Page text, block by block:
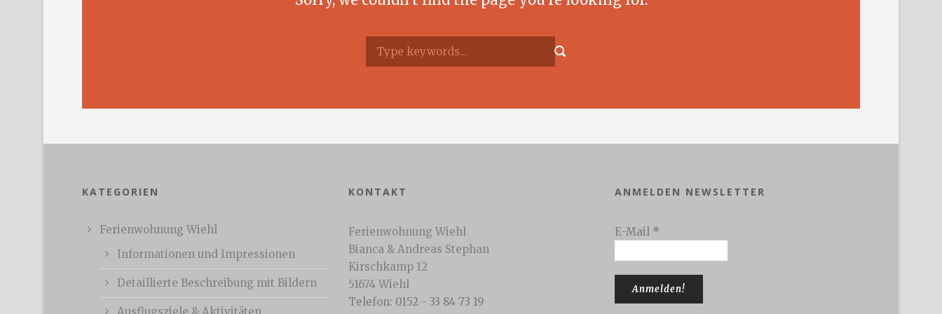
KATEGORIEN
Ferienwohnung Wiehl
Informationen und Impressionen
Detaillierte Beschreibung mit Bildern
KONTAKT
Ferienwohnung Wiehl
Bianca & Andreas Stephan
Kirschkamp 12
51674 Wiehl
Telefon: 0152 - 33 84 73 19
ANMELDEN NEWSLETTER
E-Mail *